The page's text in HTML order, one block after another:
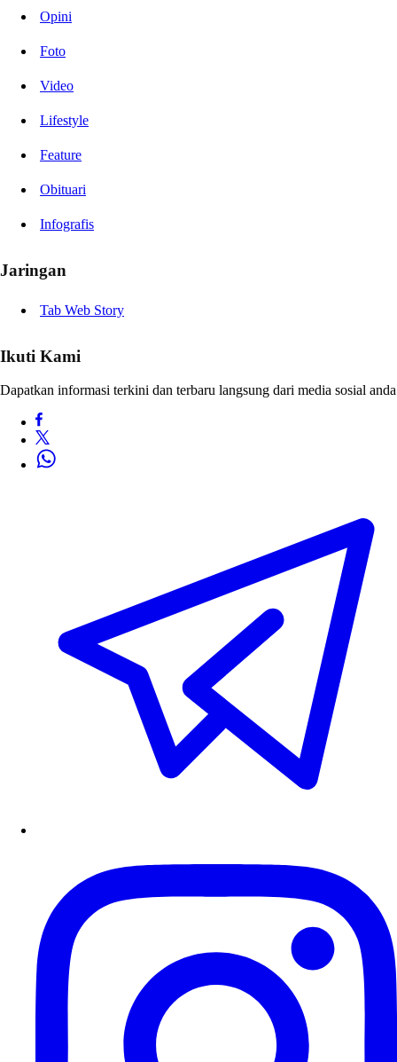
Opini
Foto
Video
Lifestyle
Feature
Obituari
Infografis
Jaringan
Tab Web Story
Ikuti Kami
Dapatkan informasi terkini dan terbaru langsung dari media sosial anda